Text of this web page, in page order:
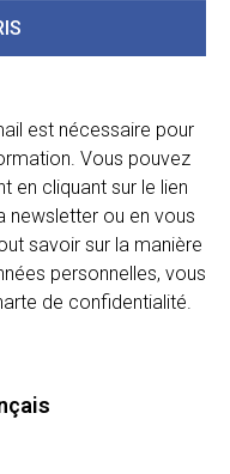
est nécessaire pour
Vous pouvez
en cliquant sur le lien
newsletter ou en vous
savoir sur la manière
personnelles, vous
de confidentialité.